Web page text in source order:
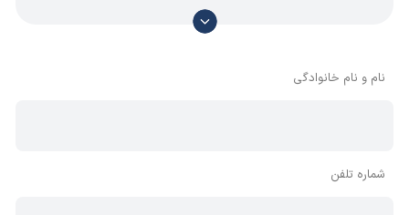
با توجه به آن که امکان موافقت یا مخالفت با محتوای نظرات
وجود دارد، معمولا نظراتی که محتوای مشابه دارند، انتشار نمی‌یابند
نام و نام خانوادگی
شماره تلفن